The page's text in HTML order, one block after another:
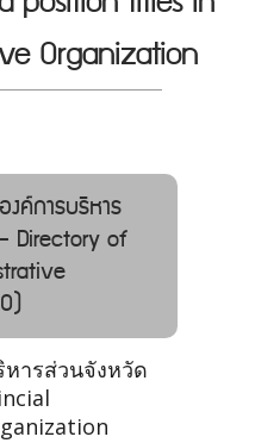
Organization
ค์การบริหาร
Directory of
ารส่วนจังหวัด